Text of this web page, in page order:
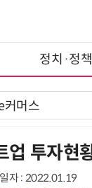
정치·정책
업 투자현
자 : 2022.01.19